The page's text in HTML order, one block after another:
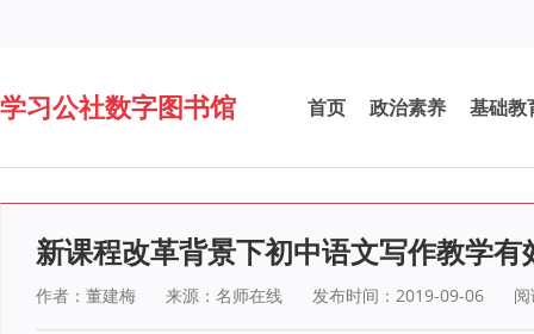
学习公社数字图书馆 首页 政治素养 基础教
新课程改革背景下初中语文写作教学有
作者：董建梅 来源：名师在线 发布时间：2019-09-06